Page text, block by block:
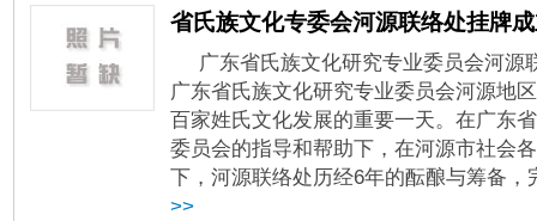
省氏族文化专委会河源联络处挂牌
广东省氏族文化研究专业委员会河源
广东省氏族文化研究专业委员会河源地
百家姓氏文化发展的重要一天。在广东
委员会的指导和帮助下，在河源市社会
下，河源联络处历经6年的酝酿与筹备
>>